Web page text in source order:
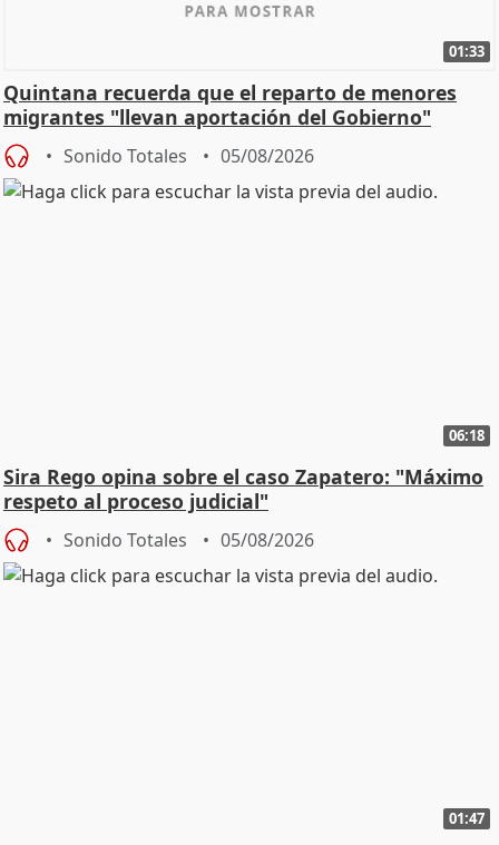
01:33
Quintana recuerda que el reparto de menores
migrantes "llevan aportación del Gobierno"
central
Sonido Totales 05/08/2026
06:18
Sira Rego opina sobre el caso Zapatero: "Máximo
respeto al proceso judicial"
Sonido Totales 05/08/2026
01:47